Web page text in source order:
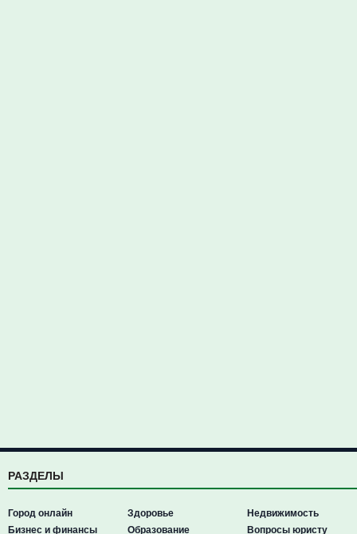
РАЗДЕЛЫ
Город онлайн
Бизнес и финансы
Здоровье
Образование
Недвижимость
Вопросы юристу